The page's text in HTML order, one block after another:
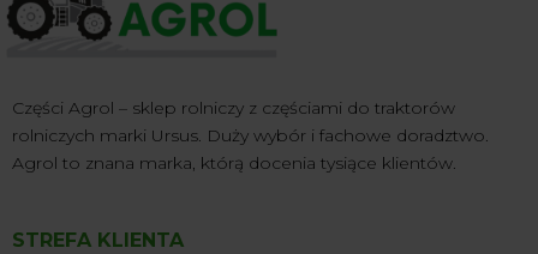
Części Agrol – sklep rolniczy z częściami do traktorów
rolniczych marki Ursus. Duży wybór i fachowe doradztwo.
Agrol to znana marka, którą docenia tysiące klientów.
STREFA KLIENTA